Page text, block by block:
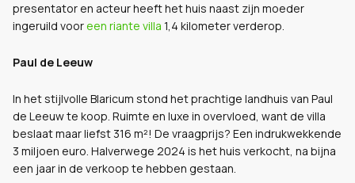
presentator en acteur heeft het huis naast zijn moeder
ingeruild vooreen riante villa 1,4 kilometer verderop.
Paul de Leeuw
In het stijlvolle Blaricum stond het prachtige landhuis van Paul
de Leeuw te koop. Ruimte en luxe in overvloed, want de villa
beslaat maar liefst 316 m²! De vraagprijs? Een indrukwekkende
3 miljoen euro. Halverwege 2024 is het huis verkocht, na bijna
een jaar in de verkoop te hebben gestaan.